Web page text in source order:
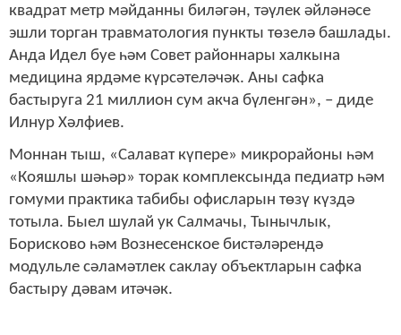
квадрат метр мәйданны биләгән, тәүлек әйләнәсе
эшли торган травматология пункты төзелә башлады.
Анда Идел буе һәм Совет районнары халкына
медицина ярдәме күрсәтеләчәк. Аны сафка
бастыруга 21 миллион сум акча бүленгән», – диде
Илнур Хәлфиев.
Моннан тыш, «Салават күпере» микрорайоны һәм
«Кояшлы шәһәр» торак комплексында педиатр һәм
гомуми практика табибы офисларын төзү күздә
тотыла. Быел шулай ук Салмачы, Тынычлык,
Борисково һәм Вознесенское бистәләрендә
модульле сәламәтлек саклау объектларын сафка
бастыру дәвам итәчәк.